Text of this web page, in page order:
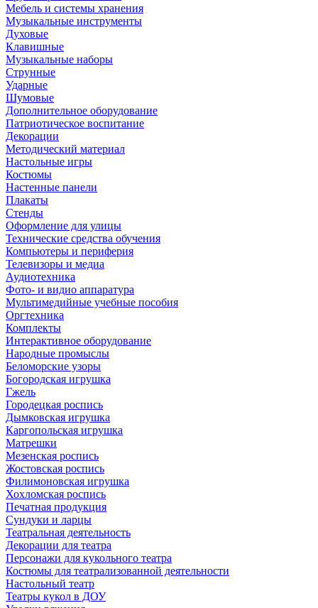
Мебель и системы хранения
Музыкальные инструменты
Духовые
Клавишные
Музыкальные наборы
Струнные
Ударные
Шумовые
Дополнительное оборудование
Патриотическое воспитание
Декорации
Методический материал
Настольные игры
Костюмы
Настенные панели
Плакаты
Стенды
Оформление для улицы
Технические средства обучения
Компьютеры и периферия
Телевизоры и медиа
Аудиотехника
Фото- и видио аппаратура
Мультимедийные учебные пособия
Оргтехника
Комплекты
Интерактивное оборудование
Народные промыслы
Беломорские узоры
Богородская игрушка
Гжель
Городецкая роспись
Дымковская игрушка
Каргопольская игрушка
Матрешки
Мезенская роспись
Жостовская роспись
Филимоновская игрушка
Хохломская роспись
Печатная продукция
Сундуки и ларцы
Театральная деятельность
Декорации для театра
Персонажи для кукольного театра
Костюмы для театрализованной деятельности
Настольный театр
Театры кукол в ДОУ